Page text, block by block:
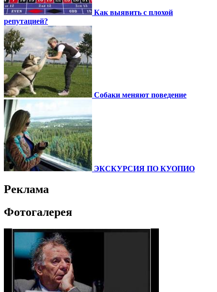
Как выявить с плохой
репутацией?
Собаки меняют поведение
ЭКСКУРСИЯ ПО КУОПИО
Реклама
Фотогалерея